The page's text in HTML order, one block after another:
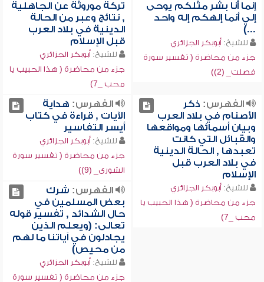
إنما أنا بشر مثلكم يوحى
إلي أنما إلهكم إله واحد
...)
للشيخ: أبوبكر الجزائري
جزء من محاضرة ( تفسير سورة
فصلت_ (2))
تركة موروثة عن الجاهلية
, نتائج وعبر من الحالة
الدينية في بلاد العرب
قبل الإسلام
للشيخ: أبوبكر الجزائري
جزء من محاضرة ( هذا الحبيب يا
محب _7)
الفهرس: ذكر
الأصنام في بلاد العرب
وبيان أسمائها ومواقعها
والقبائل التي كانت
تعبدها , الحالة الدينية
في بلاد العرب قبل
الإسلام
للشيخ: أبوبكر الجزائري
جزء من محاضرة ( هذا الحبيب يا
محب _7)
الفهرس: هداية
الآيات , قراءة في كتاب
أيسر التفاسير
للشيخ: أبوبكر الجزائري
جزء من محاضرة ( تفسير سورة
الشورى_ (9))
الفهرس: شرك
بعض المسلمين في
حال الشدائد , تفسير قوله
تعالى: (ويعلم الذين
يجادلون في آياتنا ما لهم
من محيص)
للشيخ: أبوبكر الجزائري
جزء من محاضرة ( تفسير سورة